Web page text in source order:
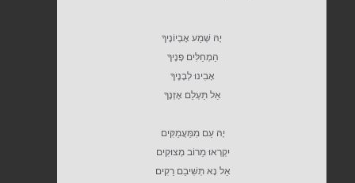
יָהּ שְׁמַע אֶבְיוֹנֶיךָ
הַמְחַלִּים פָּנֶיךָ
אָבִינוּ לְבָנֶיךָ
אַל תַּעְלֵם אָזְנֶךָ
יָהּ עַם מִמַּעֲמַקִּים
יִקְרְאוּ מֵרוֹב מְצוּקִים
אַל נָא תְּשִׁיבֵם רֵקִים